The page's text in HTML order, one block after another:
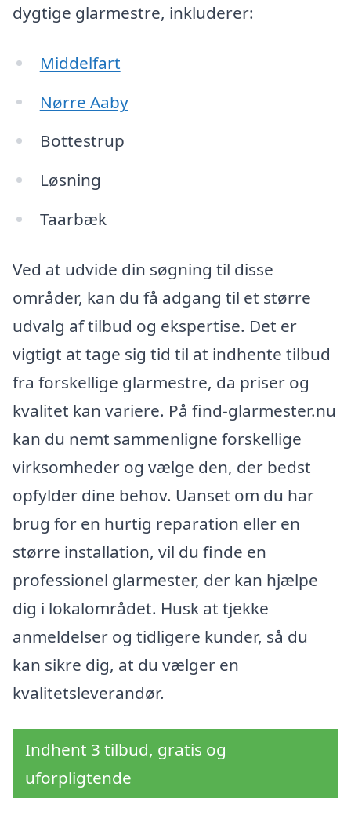
dygtige glarmestre, inkluderer:
Middelfart
Nørre Aaby
Bottestrup
Løsning
Taarbæk
Ved at udvide din søgning til disse
områder, kan du få adgang til et større
udvalg af tilbud og ekspertise. Det er
vigtigt at tage sig tid til at indhente tilbud
fra forskellige glarmestre, da priser og
kvalitet kan variere. På find-glarmester.nu
kan du nemt sammenligne forskellige
virksomheder og vælge den, der bedst
opfylder dine behov. Uanset om du har
brug for en hurtig reparation eller en
større installation, vil du finde en
professionel glarmester, der kan hjælpe
dig i lokalområdet. Husk at tjekke
anmeldelser og tidligere kunder, så du
kan sikre dig, at du vælger en
kvalitetsleverandør.
Indhent 3 tilbud, gratis og
uforpligtende